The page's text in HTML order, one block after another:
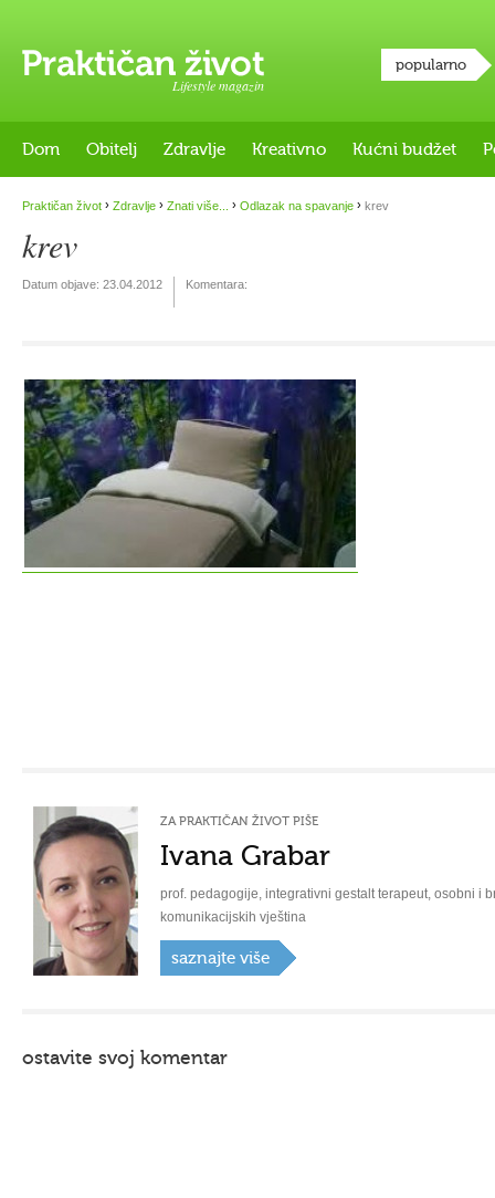
Lifestyle magazin
popularno
Dom Obitelj Zdravlje Kreativno Kućni budžet
Praktičan život › Zdravlje › Znati više... › Odlazak na spavanje › krev
krev
Datum objave: 23.04.2012 Komentara:
ZA PRAKTIČAN ŽIVOT PIŠE
Ivana Grabar
prof. pedagogije, integrativni gestalt terapeut, osobni i
komunikacijskih vještina
saznajte više
ostavite svoj komentar